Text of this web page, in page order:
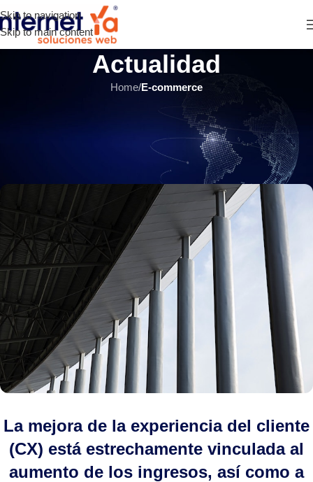
Skip to navigation
Skip to main content
Actualidad
Home/E-commerce
ÚLTIMOS ARTÍCULOS
Los 6 pilares de la experiencia
del cliente (CX) eCommerce B2B
INTERNET YA Soluciones Web el 27 enero, 2020
La mejora de la experiencia del cliente
(CX) está estrechamente vinculada al
aumento de los ingresos, así como a